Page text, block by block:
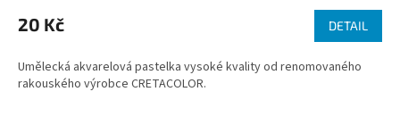
20 Kč DETAIL
Umělecká akvarelová pastelka vysoké kvality od renomovaného
rakouského výrobce CRETACOLOR.